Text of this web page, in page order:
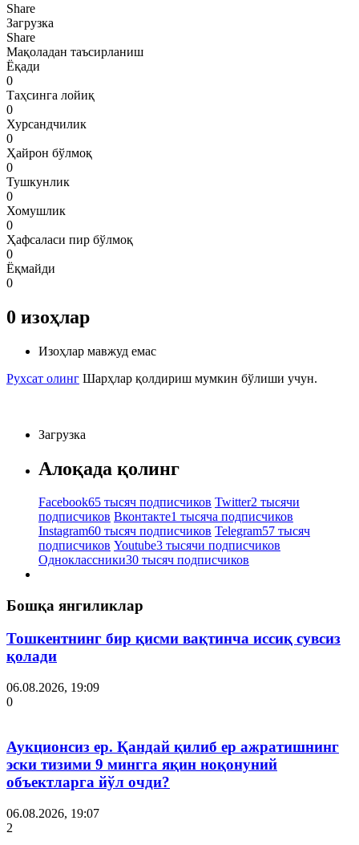
Share
Загрузка
Share
Мақоладан таъсирланиш
Ёқади
0
Таҳсинга лойиқ
0
Хурсандчилик
0
Ҳайрон бўлмоқ
0
Тушкунлик
0
Хомушлик
0
Ҳафсаласи пир бўлмоқ
0
Ёқмайди
0
0 изоҳлар
Изоҳлар мавжуд емас
Рухсат олинг Шарҳлар қолдириш мумкин бўлиши учун.
Загрузка
Алоқада қолинг
Facebook65 тысяч подписчиков Twitter2 тысячи
подписчиков Вконтакте1 тысяча подписчиков
Instagram60 тысяч подписчиков Telegram57 тысяч
подписчиков Youtube3 тысячи подписчиков
Одноклассники30 тысяч подписчиков
Бошқа янгиликлар
Тошкентнинг бир қисми вақтинча иссиқ сувсиз
қолади
06.08.2026, 19:09
0
Аукционсиз ер. Қандай қилиб ер ажратишнинг
эски тизими 9 мингга яқин ноқонуний
объектларга йўл очди?
06.08.2026, 19:07
2